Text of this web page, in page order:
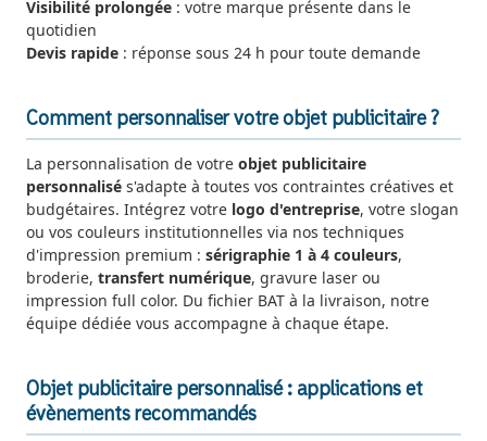
Visibilité prolongée : votre marque présente dans le
quotidien
Devis rapide : réponse sous 24 h pour toute demande
Comment personnaliser votre objet publicitaire ?
La personnalisation de votre objet publicitaire
personnalisé s'adapte à toutes vos contraintes créatives et
budgétaires. Intégrez votre logo d'entreprise, votre slogan
ou vos couleurs institutionnelles via nos techniques
d'impression premium : sérigraphie 1 à 4 couleurs,
broderie, transfert numérique, gravure laser ou
impression full color. Du fichier BAT à la livraison, notre
équipe dédiée vous accompagne à chaque étape.
Objet publicitaire personnalisé : applications et
évènements recommandés